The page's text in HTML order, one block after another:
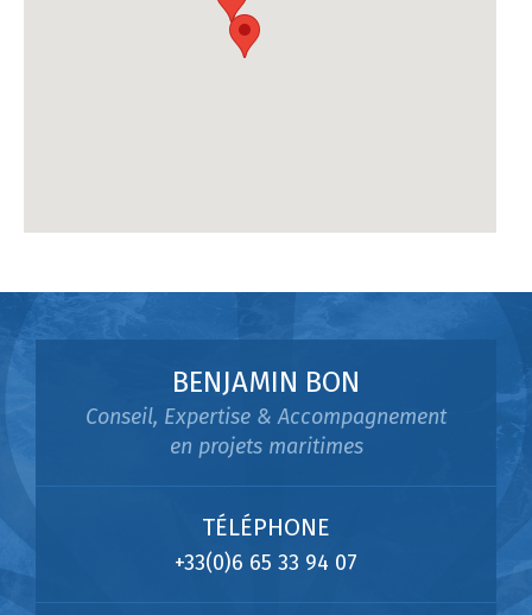
BENJAMIN BON
Conseil, Expertise & Accompagnement
en projets maritimes
TÉLÉPHONE
+33(0)6 65 33 94 07